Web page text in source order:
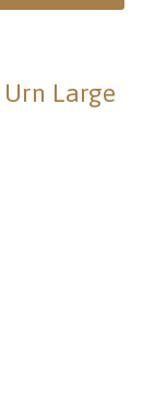
Large